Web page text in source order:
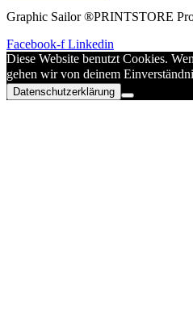
Graphic Sailor ®PRINTSTORE
Facebook-f Linkedin
Diese Website benutzt Cookies.
gehen wir von deinem
Datenschutzerklärung